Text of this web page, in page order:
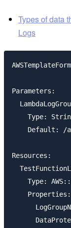
Types of data
Logs
Parameters:
Type:
Default: /
Resources:
Type:
    Properties: